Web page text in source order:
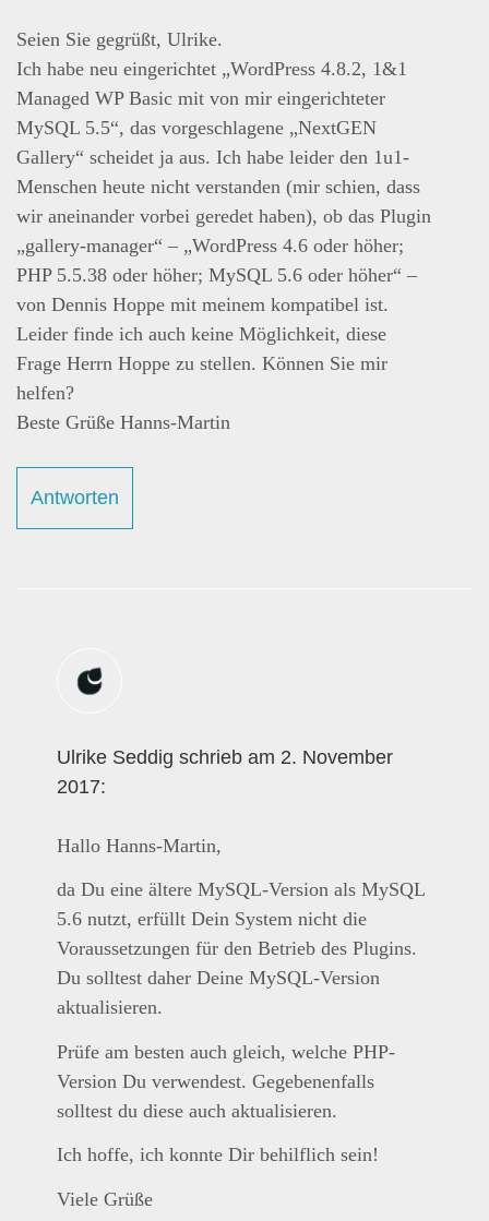
Seien Sie gegrüßt, Ulrike.
Ich habe neu eingerichtet „WordPress 4.8.2, 1&1
Managed WP Basic mit von mir eingerichteter
MySQL 5.5“, das vorgeschlagene „NextGEN
Gallery“ scheidet ja aus. Ich habe leider den 1u1-
Menschen heute nicht verstanden (mir schien, dass
wir aneinander vorbei geredet haben), ob das Plugin
„gallery-manager“ – „WordPress 4.6 oder höher;
PHP 5.5.38 oder höher; MySQL 5.6 oder höher“ –
von Dennis Hoppe mit meinem kompatibel ist.
Leider finde ich auch keine Möglichkeit, diese
Frage Herrn Hoppe zu stellen. Können Sie mir
helfen?
Beste Grüße Hanns-Martin
Antworten
Ulrike Seddig schrieb am 2. November
2017:
Hallo Hanns-Martin,
da Du eine ältere MySQL-Version als MySQL
5.6 nutzt, erfüllt Dein System nicht die
Voraussetzungen für den Betrieb des Plugins.
Du solltest daher Deine MySQL-Version
aktualisieren.
Prüfe am besten auch gleich, welche PHP-
Version Du verwendest. Gegebenenfalls
solltest du diese auch aktualisieren.
Ich hoffe, ich konnte Dir behilflich sein!
Viele Grüße